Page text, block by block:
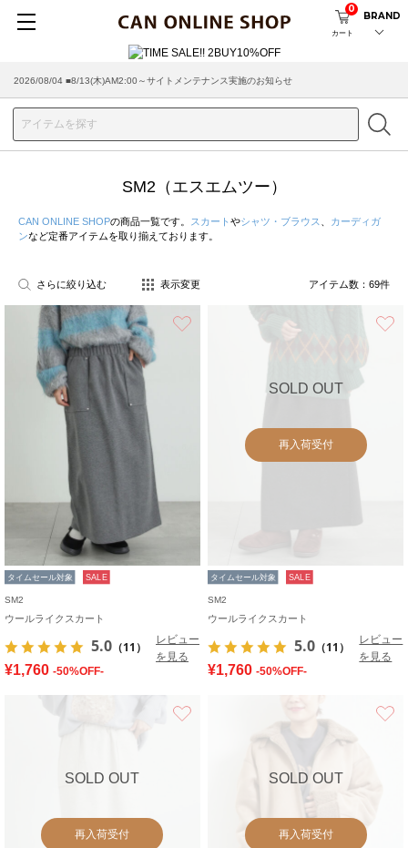
カート
0
BRAND
2026/07/29 ■【お知らせ】ヤマト運輸の配送遅延・停止について
SM2（エスエムツー）
CAN ONLINE SHOPの商品一覧です。 スカート やシャツ・ブラウス
カーディガ
ンなど定番アイテムを取り揃えております。
さらに絞り込む 表示変更 アイテム数： 69件
お気に入り
タイムセール対象 SALE
SM2
ウールライクスカート
5.0 （11）
レビュー
を見る
¥1,760 -50%OFF-
SOLD OUT
再入荷受付
タイムセール対象 SALE
SM2
ウールライクスカート
5.0 （11）
レビュー
を見る
¥1,760 -50%OFF-
SOLD OUT
再入荷受付
SOLD OUT
再入荷受付